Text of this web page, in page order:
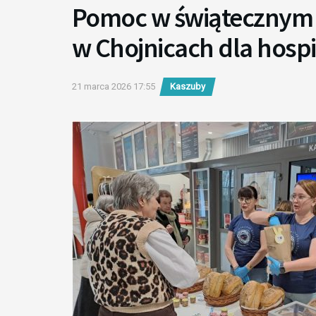
Pomoc w
w Chojnicach dla
21 marca 2026 17:55 Kaszuby